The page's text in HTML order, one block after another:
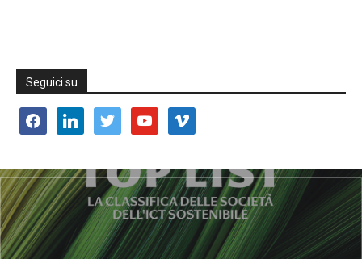
Seguici su
facebooklinkedin twitter youtube vimeo